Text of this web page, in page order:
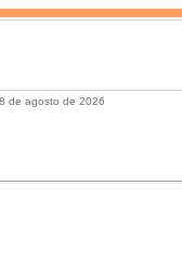
de agosto de 2026